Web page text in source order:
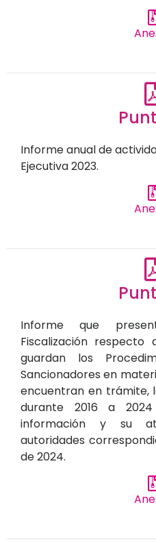
Informe anual de
Ejecutiva 2023.
Informe que
Fiscalización
guardan los
Sancionadores en
encuentran en trámite,
durante 2016 a
información y su
autoridades
de 2024.